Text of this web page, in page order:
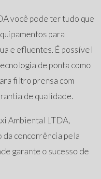
você pode ter tudo que
para
e efluentes. É possível
de ponta como
filtro prensa com
de qualidade.
Ambiental LTDA,
da concorrência pela
garante o sucesso de